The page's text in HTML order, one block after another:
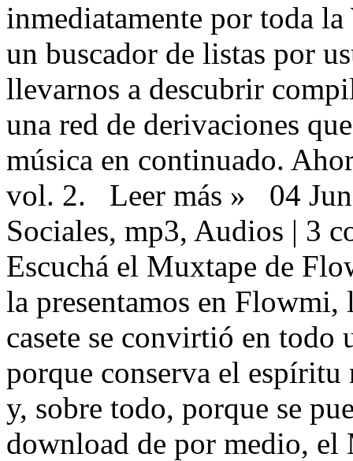
inmediatamente por toda
un buscador de listas por
llevarnos a descubrir
una red de derivaciones
música en continuado.
vol. 2 .
Leer más »
04
Sociales , mp3 , Audios | 3
Escuchá el Muxtape de
la presentamos en Flowmi ,
casete se convirtió en todo
porque conserva el
y, sobre todo, porque se
download de por medio, el